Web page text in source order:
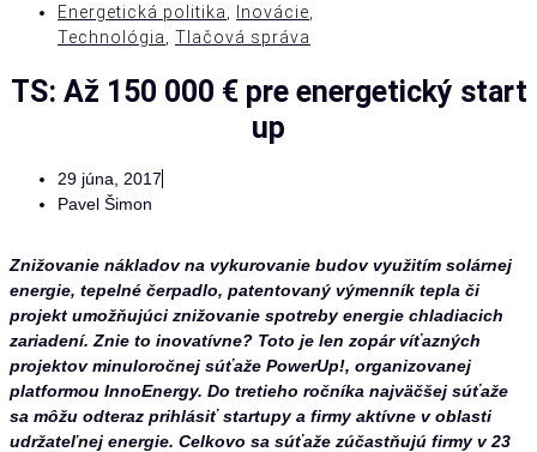
Energetická politika Inovácie
Technológia
Tlačová správa
TS: Až 150 000 € pre energetický start
up
29 júna, 2017
Pavel Šimon
Znižovanie nákladov na vykurovanie budov využitím solárnej
energie, tepelné čerpadlo, patentovaný výmenník tepla či
projekt umožňujúci znižovanie spotreby energie chladiacich
zariadení. Znie to inovatívne? Toto je len zopár víťazných
projektov minuloročnej súťaže PowerUp!, organizovanej
platformou InnoEnergy. Do tretieho ročníka najväčšej súťaže
sa môžu odteraz prihlásiť startupy a firmy aktívne v oblasti
udržateľnej energie. Celkovo sa súťaže zúčastňujú firmy v 23